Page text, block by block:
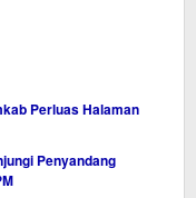
Perluas Halaman
Penyandang